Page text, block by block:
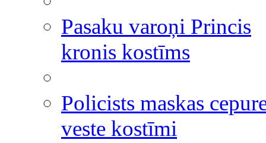
Pasaku varoņi Princis
kronis kostīms
Policists maskas
veste kostīmi